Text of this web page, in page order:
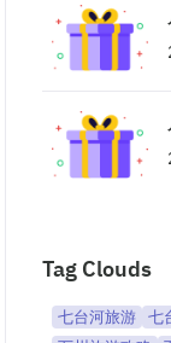
Tag Clouds
七台河旅游 七